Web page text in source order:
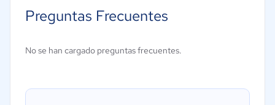
Preguntas Frecuentes
No se han cargado preguntas frecuentes.